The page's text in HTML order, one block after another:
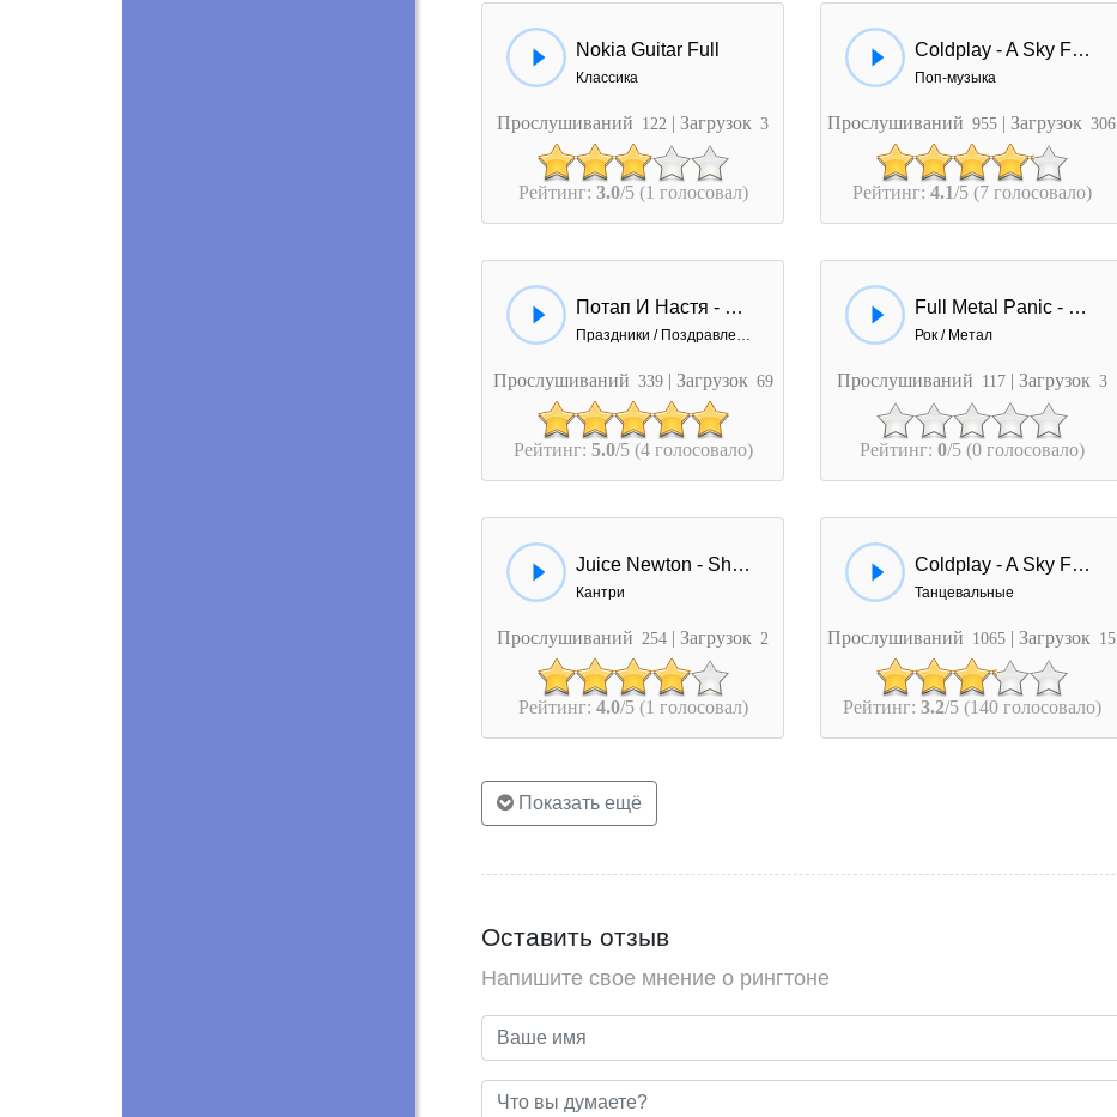
Nokia Guitar Full
Классика
Прослушиваний 122 | Загрузок 3
Рейтинг: 3.0/5 (1 голосовал)
Coldplay - A Sky Full Of Stars
Поп-музыка
Прослушиваний 955 | Загрузок 306
Рейтинг: 4.1/5 (7 голосовало)
Потап И Настя - Новый Год (Dj Miv Full Rmx)
Прослушиваний 339 | Загрузок 69
Рейтинг: 5.0/5 (4 голосовало)
Full Metal Panic - Tomorrow
Рок / Метал
Прослушиваний 117 | Загрузок 3
Рейтинг: 0/5 (0 голосовало)
Juice Newton - Shot Full of Love
Кантри
Прослушиваний 254 | Загрузок 2
Рейтинг: 4.0/5 (1 голосовал)
Coldplay - A Sky Full Of Stars (Syn Cole Remix)
Танцевальные
Прослушиваний 1065 | Загрузок 15
Рейтинг: 3.2/5 (140 голосовало)
Показать ещё
Оставить отзыв
Напишите свое мнение о рингтоне